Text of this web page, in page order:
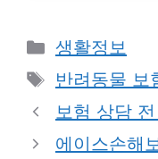
Categories
생활정보
Tags
반려동물 보
보험 상담
에이스손해